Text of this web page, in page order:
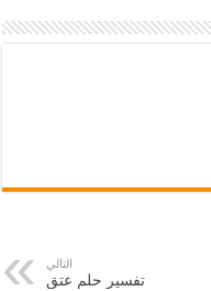
التالي
تفسير حلم عتق